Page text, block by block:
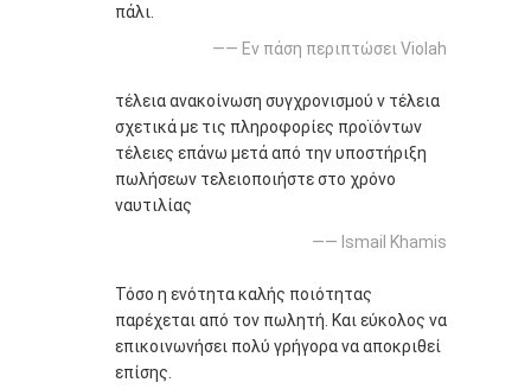
πάλι.
—— Εν πάση περιπτώσει Violah
τέλεια ανακοίνωση συγχρονισμού ν τέλεια
σχετικά με τις πληροφορίες προϊόντων
τέλειες επάνω μετά από την υποστήριξη
πωλήσεων τελειοποιήστε στο χρόνο
ναυτιλίας
—— Ismail Khamis
Τόσο η ενότητα καλής ποιότητας
παρέχεται από τον πωλητή. Και εύκολος να
επικοινωνήσει πολύ γρήγορα να αποκριθεί
επίσης.